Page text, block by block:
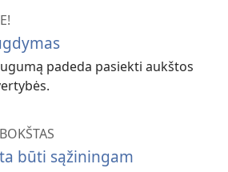
padeda pasiekti aukštos
būti sąžiningam